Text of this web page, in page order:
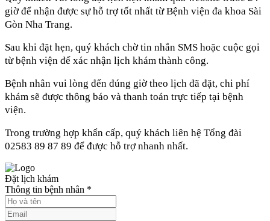
giờ để nhận được sự hỗ trợ tốt nhất từ Bệnh viện đa khoa Sài
Gòn Nha Trang.
Sau khi đặt hẹn, quý khách chờ tin nhắn SMS hoặc cuộc gọi
từ bệnh viện để xác nhận lịch khám thành công.
Bệnh nhân vui lòng đến đúng giờ theo lịch đã đặt, chi phí
khám sẽ được thông báo và thanh toán trực tiếp tại bệnh
viện.
Trong trường hợp khẩn cấp, quý khách liên hệ Tổng đài
02583 89 87 89 để được hỗ trợ nhanh nhất.
Đặt lịch khám
Thông tin bệnh nhân *